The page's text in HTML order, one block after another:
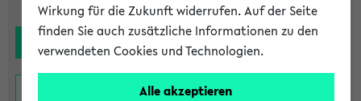
Wirkung für die Zukunft widerrufen. Auf der Seite
finden Sie auch zusätzliche Informationen zu den
verwendeten Cookies und Technologien.
Alle akzeptieren